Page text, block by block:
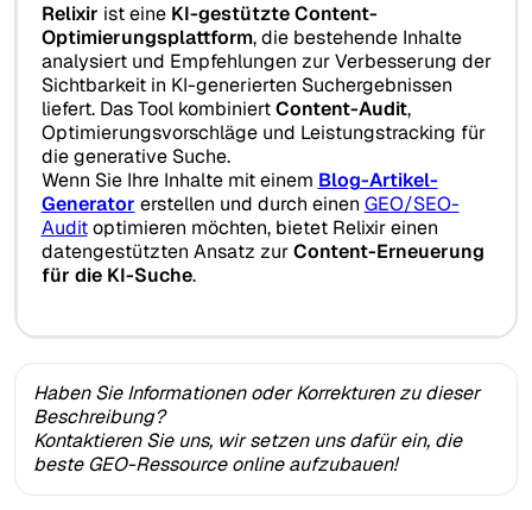
Relixir ist eine KI-gestützte Content-
Optimierungsplattform, die bestehende Inhalte
analysiert und Empfehlungen zur Verbesserung der
Sichtbarkeit in KI-generierten Suchergebnissen
liefert. Das Tool kombiniertContent-Audit,
Optimierungsvorschläge und Leistungstracking für
die generative Suche.
Wenn Sie Ihre Inhalte mit einem Blog-Artikel-
Generator erstellen und durch einen GEO/SEO-
Auditoptimieren möchten, bietet Relixir einen
datengestützten Ansatz zurContent-Erneuerung
für die KI-Suche.
Haben Sie Informationen oder Korrekturen zu dieser
Beschreibung?
Kontaktieren Sie uns, wir setzen uns dafür ein, die
beste GEO-Ressource online aufzubauen!